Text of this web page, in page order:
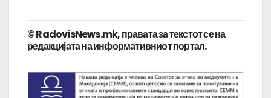
© RadovisNews.mk, правата за текстот се на
редакцијата на информативниот портал.